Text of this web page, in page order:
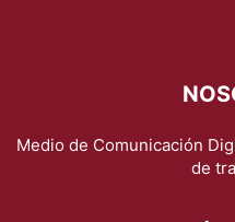
Medio de Comunicación
de